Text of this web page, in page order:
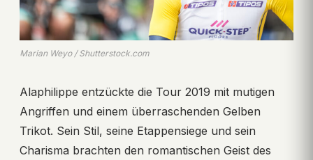
Marian Weyo / Shutterstock.com
Alaphilippe entzückte die Tour 2019 mit mutigen
Angriffen und einem überraschenden Gelben
Trikot. Sein Stil, seine Etappensiege und sein
Charisma brachten den romantischen Geist des